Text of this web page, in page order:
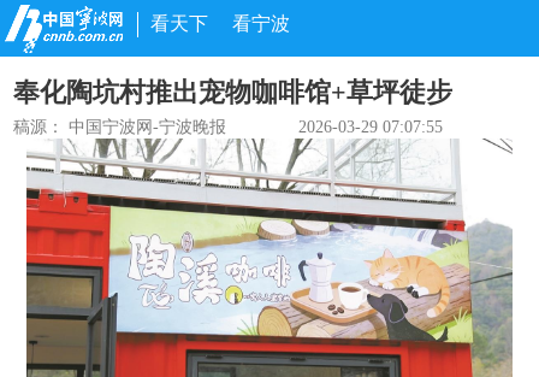
看天下 看宁波
奉化陶坑村推出宠物咖啡馆+草坪徒步
稿源：中国宁波网-宁波晚报 2026-03-29 07:07:55